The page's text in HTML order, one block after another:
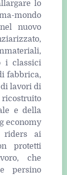
lo
mondo
nuovo
i classici
fabbrica,
lavori di
e della
economy
ai
protetti
che
persino